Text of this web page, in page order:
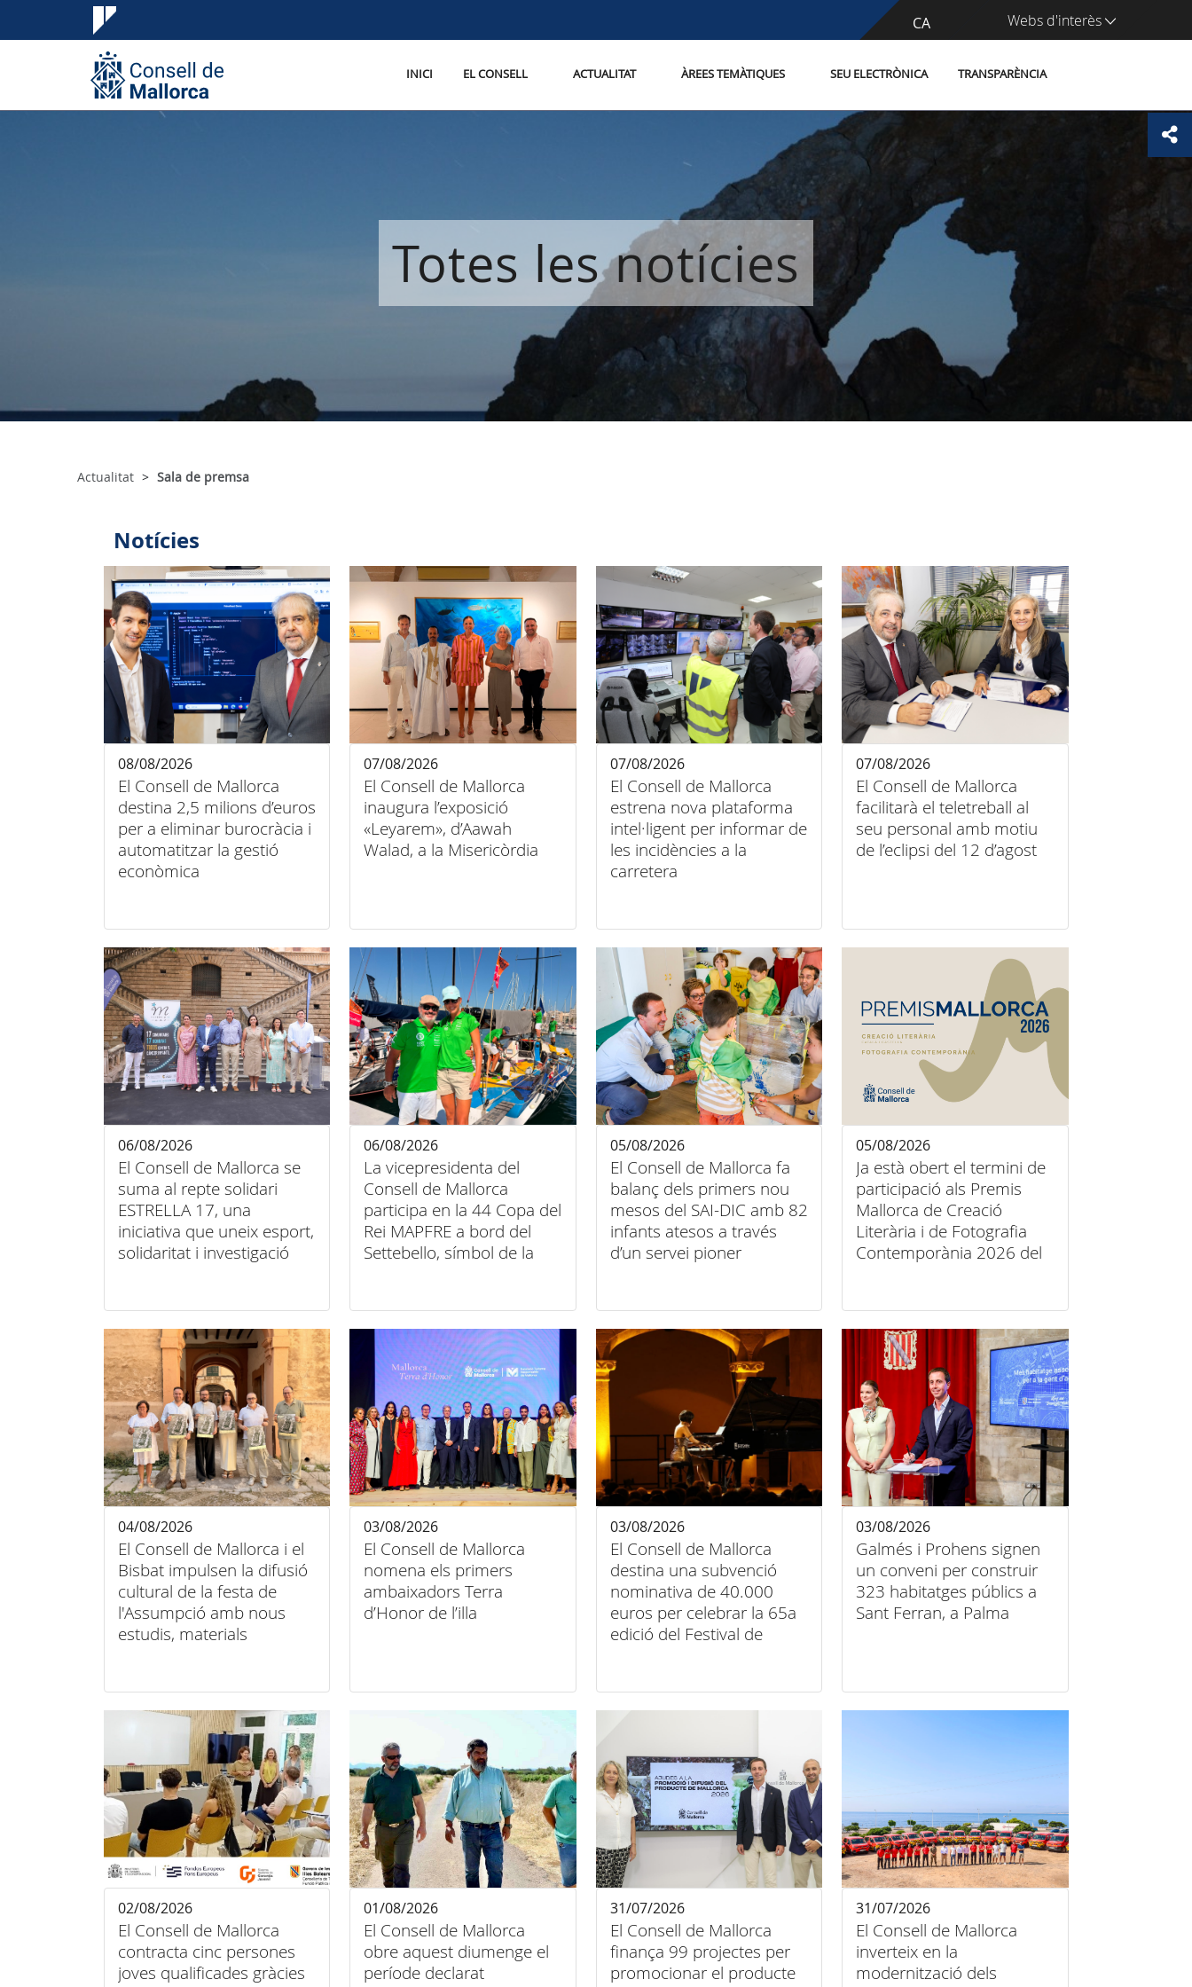
CA
ES Webs d'interès
INICI EL CONSELL ACTUALITAT ÀREES TEMÀTIQUES SEU ELECTRÒNICA TRANSPARÈNCIA
Totes les notícies
Actualitat Sala de premsa
Notícies
El Consell de Mallorca
destina 2,5 milions d’euros
per a eliminar burocràcia i
automatitzar la gestió
econòmica
08/08/2026
El Consell de Mallorca
inaugura l’exposició
«Leyarem», d’Aawah
Walad, a la Misericòrdia
07/08/2026
El Consell de Mallorca
estrena nova plataforma
intel·ligent per informar de
les incidències a la
carretera
07/08/2026
El Consell de Mallorca
facilitarà el teletreball al
seu personal amb motiu
de l’eclipsi del 12 d’agost
07/08/2026
El Consell de Mallorca se
suma al repte solidari
ESTRELLA 17, una
iniciativa que uneix esport,
solidaritat i investigació
06/08/2026
La vicepresidenta del
Consell de Mallorca
participa en la 44 Copa del
Rei MAPFRE a bord del
Settebello, símbol de la
06/08/2026
El Consell de Mallorca fa
balanç dels primers nou
mesos del SAI-DIC amb 82
infants atesos a través
d’un servei pioner
05/08/2026
Ja està obert el termini de
participació als Premis
Mallorca de Creació
Literària i de Fotografia
Contemporània 2026 del
05/08/2026
El Consell de Mallorca i el
Bisbat impulsen la difusió
cultural de la festa de
l'Assumpció amb nous
estudis, materials
04/08/2026
El Consell de Mallorca
nomena els primers
ambaixadors Terra
d’Honor de l’illa
03/08/2026
El Consell de Mallorca
destina una subvenció
nominativa de 40.000
euros per celebrar la 65a
edició del Festival de
03/08/2026
Galmés i Prohens signen
un conveni per construir
323 habitatges públics a
Sant Ferran, a Palma
03/08/2026
El Consell de Mallorca
contracta cinc persones
joves qualificades gràcies
02/08/2026
El Consell de Mallorca
obre aquest diumenge el
període declarat
01/08/2026
El Consell de Mallorca
finança 99 projectes per
promocionar el producte
31/07/2026
El Consell de Mallorca
inverteix en la
modernització dels
31/07/2026